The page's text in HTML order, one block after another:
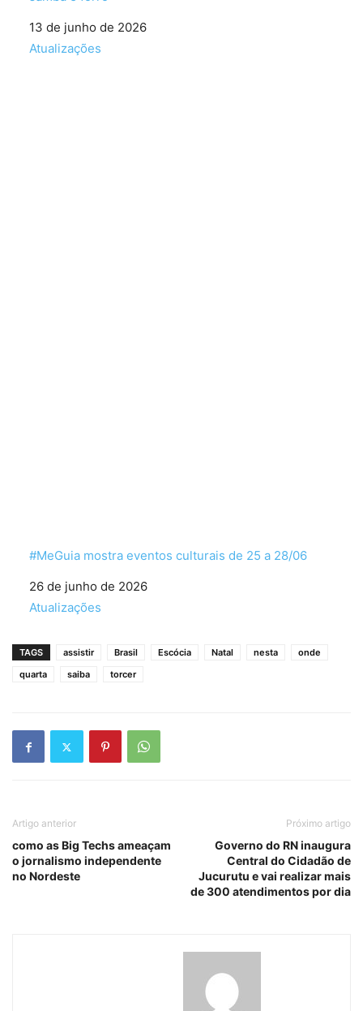
Data
13 de junho de 2026
Em relação a
Atualizações
#MeGuia mostra eventos culturais de 25 a 28/06
Data
26 de junho de 2026
Em relação a
Atualizações
TAGS assistir Brasil Escócia Natal nesta
onde
quarta
saiba torcer
Artigo anterior
como as Big Techs ameaçam
o jornalismo independente
no Nordeste
Próximo artigo
Governo do RN inaugura
Central do Cidadão de
Jucurutu e vai realizar mais
de 300 atendimentos por dia